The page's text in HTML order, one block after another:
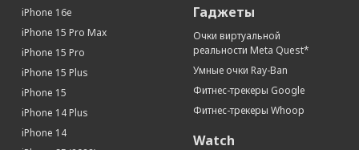
iPhone 16e
iPhone 15 Pro Max
iPhone 15 Pro
iPhone 15 Plus
iPhone 15
iPhone 14 Plus
iPhone 14
Гаджеты
Очки виртуальной
реальности Meta Quest*
Умные очки Ray-Ban
Фитнес-трекеры Google
Фитнес-трекеры Whoop
Watch